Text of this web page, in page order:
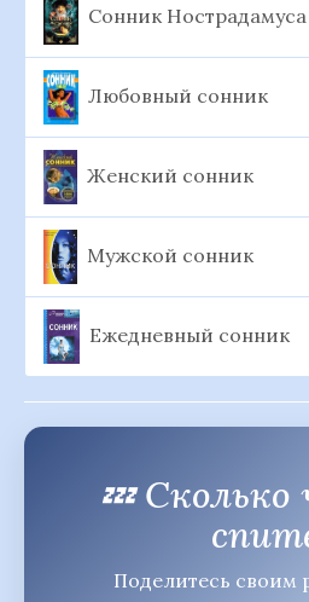
Сонник Нострадамуса
Любовный сонник
Женский сонник
Мужской сонник
Ежедневный сонник
💤 Сколько
Поделитесь своим